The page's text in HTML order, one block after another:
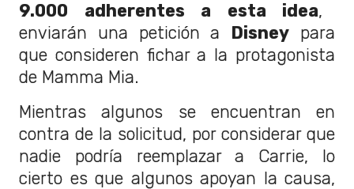
9.000 adherentes a esta idea,
enviarán una petición a Disney para
que consideren fichar a la protagonista
de Mamma Mia.
Mientras algunos se encuentran en
contra de la solicitud, por considerar que
nadie podría reemplazar a Carrie, lo
cierto es que algunos apoyan la causa,